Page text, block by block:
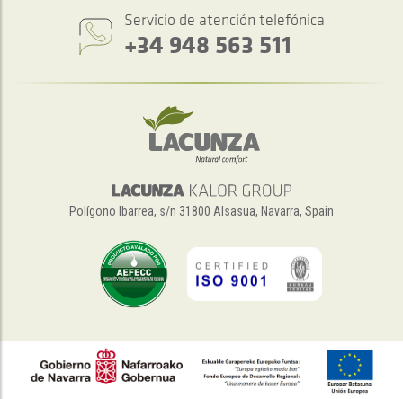
Servicio de atención telefónica
+34 948 563 511
Polígono Ibarrea, s/n 31800 Alsasua, Navarra, Spain